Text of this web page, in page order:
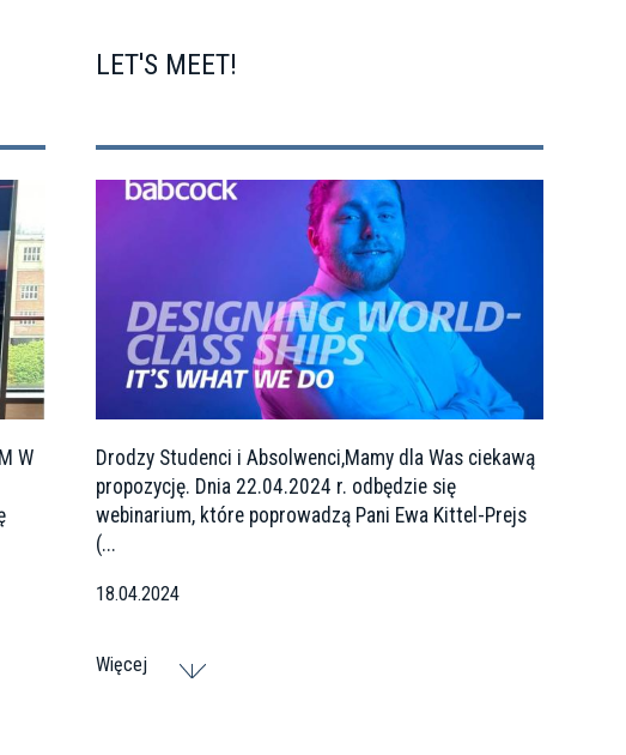
W
LET'S MEET!
Drodzy Studenci i Absolwenci,Mamy dla Was ciekawą
propozycję. Dnia 22.04.2024 r. odbędzie się
webinarium, które poprowadzą Pani Ewa Kittel-Prejs
(...
18.04.2024
Więcej